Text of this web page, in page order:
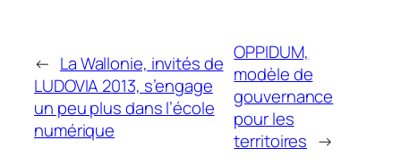
← La Wallonie, invités de
LUDOVIA 2013, s’engage
un peu plus dans l’école
numérique
OPPIDUM,
modèle de
gouvernance
pour les
territoires →